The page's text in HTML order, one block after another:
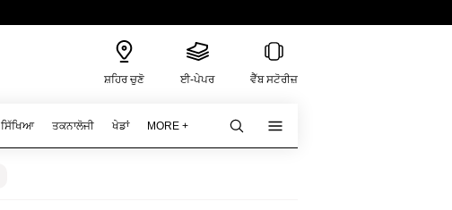
ਸ਼ਹਿਰ ਚੁਣੋ ਈ-ਪੇਪਰ ਵੈੱਬ ਸਟੋਰੀਜ਼
ਸਿੱਖਿਆ ਤਕਨਾਲੋਜੀ ਖੇਡਾਂ MORE +